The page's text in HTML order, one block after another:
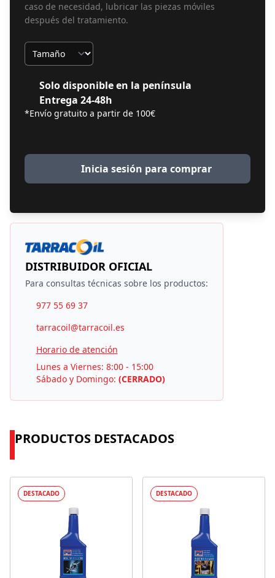
caso de necesidad, lubricar las piezas móviles
después del tratamiento.
Tamaño
Solo disponible en la península
Entrega 24-48h
*Envío gratuito a partir de 100€
Inicia sesión para comprar
DISTRIBUIDOR OFICIAL
Para consultas técnicas sobre los productos:
977 55 69 37
tarracoil@tarracoil.es
Horario de atención
Lunes a Viernes: 8:00 - 15:00
Sábado y Domingo: (CERRADO)
PRODUCTOS DESTACADOS
DESTACADO DESTACADO